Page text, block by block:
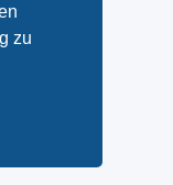
zu